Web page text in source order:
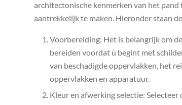
architectonische kenmerken van het
aantrekkelijk te maken. Hieronder staan de
Voorbereiding: Het is belangrijk om
bereiden voordat u begint met
van beschadigde oppervlakken, het
oppervlakken en apparatuur.
Kleur en afwerking selectie: